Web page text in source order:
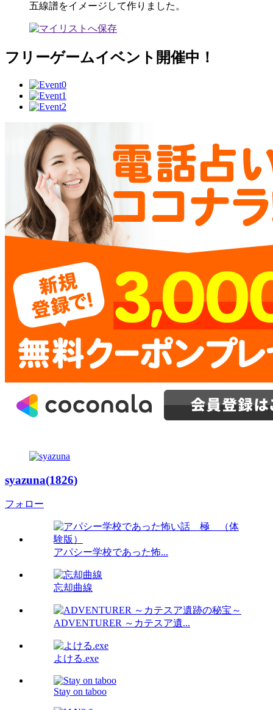
五線譜をイメージして作りました。
フリーゲームイベント開催中！
syazuna(1826)
フォロー
アパシー学校であった怖...
忘却曲線
ADVENTURER ～カテスア遺...
よける.exe
Stay on taboo